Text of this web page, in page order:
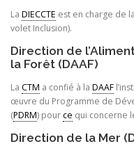
SIGNALER UNE FRAUDE
La DIECCTE est en charge de
volet Inclusion).
Direction de
la Forêt (DAAF)
La CTM a confié à la DAAF
œuvre du Programme de
(PDRM) pour ce qui concerne
Direction de la Mer